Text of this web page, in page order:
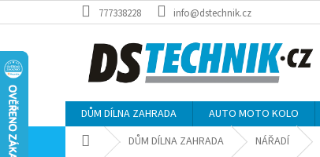
na
777338228 info@dstechnik.cz
DŮM DÍLNA ZAHRADA AUTO MOTO KOLO
Domů DŮM DÍLNA ZAHRADA NÁŘADÍ